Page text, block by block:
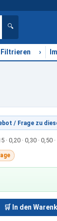
🔍
Filtrieren ›
/ Frage zu
· 0,20 · 0,30 · 0,50
🛒 In den